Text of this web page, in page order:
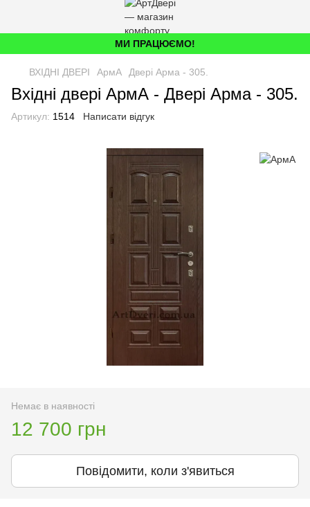
МИ ПРАЦЮЄМО!
ВХІДНІ ДВЕРІ АрмА Двері Арма - 305.
Вхідні двері АрмА - Двері Арма - 305.
Артикул: 1514 Написати відгук
Немає в наявності
12 700 грн
Повідомити, коли з'явиться